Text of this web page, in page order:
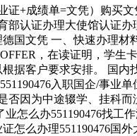
证+成绩单=文凭）购买
部认证办理大使馆认证
国文凭 一、快速办理
，在读证明，学
据客户要求安排。 国
入职国企/事业
因为中途辍学、挂科
怎么办551190476找工
怎么办理551190476国